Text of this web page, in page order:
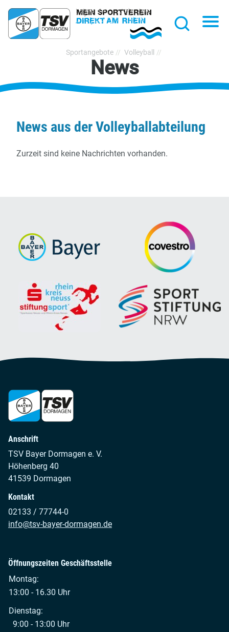
TSV
Dormagen
1920
Sportangebote Volleyball
News
News aus der Volleyballabteilung
Zurzeit sind keine Nachrichten vorhanden.
Anschrift
TSV Bayer Dormagen e. V.
Höhenberg 40
41539 Dormagen
Kontakt
02133 / 77744-0
info@tsv-bayer-dormagen.de
Öffnungszeiten Geschäftsstelle
Montag:
13:00 - 16.30 Uhr
Dienstag:
9:00 - 13:00 Uhr